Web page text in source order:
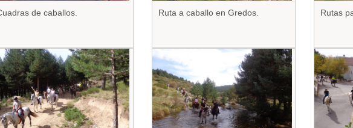
de caballos. Ruta a caballo en Gredos. Rutas